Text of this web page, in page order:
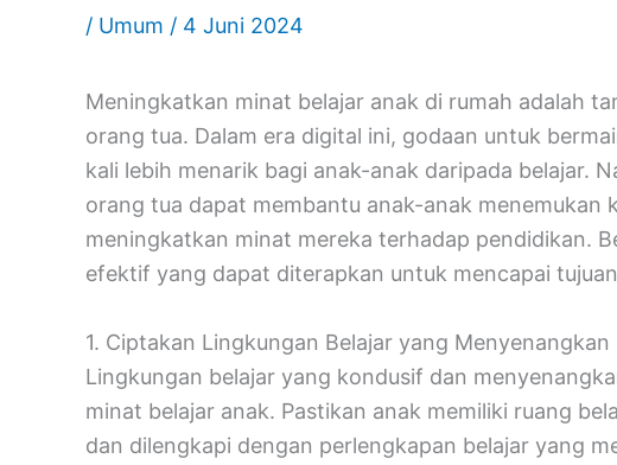
/ Umum / 4 Juni 2024
Meningkatkan minat belajar anak di rumah adalah
orang tua. Dalam era digital ini, godaan untuk
kali lebih menarik bagi anak-anak daripada belajar.
orang tua dapat membantu anak-anak menemukan
meningkatkan minat mereka terhadap pendidikan.
efektif yang dapat diterapkan untuk mencapai
1. Ciptakan Lingkungan Belajar yang Menyenangkan
Lingkungan belajar yang kondusif dan
minat belajar anak. Pastikan anak memiliki ruang
dan dilengkapi dengan perlengkapan belajar yang